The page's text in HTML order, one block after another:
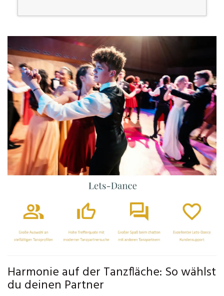
Harmonie auf der Tanzfläche: So wählst
du deinen Partner